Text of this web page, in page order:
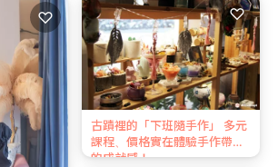
古蹟裡的「下班隨手作」 多元
課程、價格實在體驗手作帶來
的成就感！
♡
♡